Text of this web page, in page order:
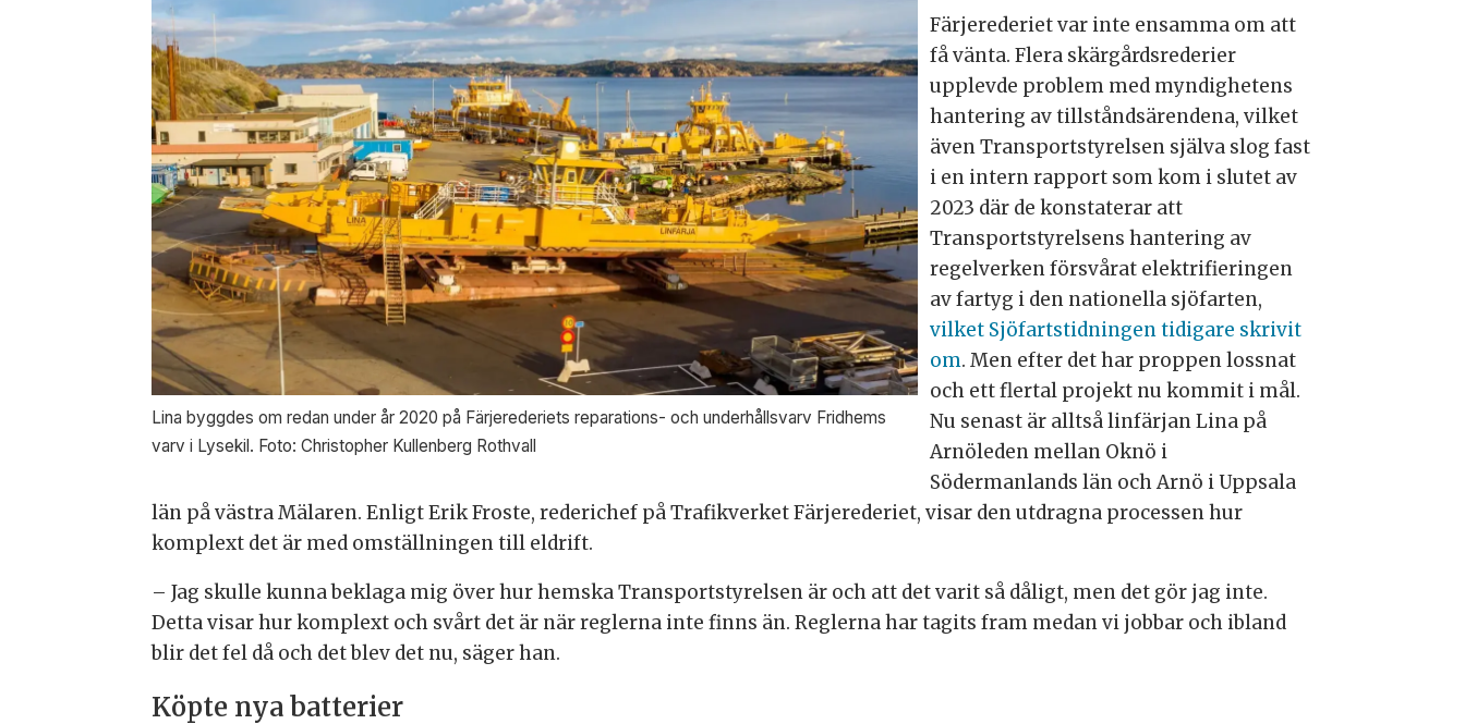
Lina byggdes om redan under år 2020 på Färjerederiets reparations- och underhållsvarv Fridhems
varv i Lysekil. Foto: Christopher Kullenberg Rothvall
Färjerederiet var inte ensamma om att
få vänta. Flera skärgårdsrederier
upplevde problem med myndighetens
hantering av tillståndsärendena, vilket
även Transportstyrelsen själva slog fast
i en intern rapport som kom i slutet av
2023 där de konstaterar att
Transportstyrelsens hantering av
regelverken försvårat elektrifieringen
av fartyg i den nationella sjöfarten,
vilket Sjöfartstidningen tidigare skrivit
om. Men efter det har proppen lossnat
och ett flertal projekt nu kommit i mål.
Nu senast är alltså linfärjan Lina på
Arnöleden mellan Oknö i
Södermanlands län och Arnö i Uppsala
län på västra Mälaren. Enligt Erik Froste, rederichef på Trafikverket Färjerederiet, visar den utdragna processen hur
komplext det är med omställningen till eldrift.
– Jag skulle kunna beklaga mig över hur hemska Transportstyrelsen är och att det varit så dåligt, men det gör jag inte.
Detta visar hur komplext och svårt det är när reglerna inte finns än. Reglerna har tagits fram medan vi jobbar och ibland
blir det fel då och det blev det nu, säger han.
Köpte nya batterier